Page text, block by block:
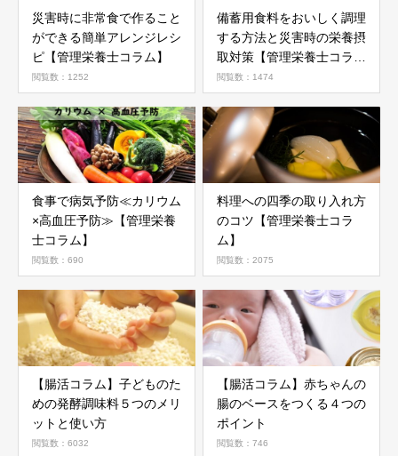
災害時に非常食で作ること
ができる簡単アレンジレシ
ピ【管理栄養士コラム】
閲覧数：1252
備蓄用食料をおいしく調理
する方法と災害時の栄養摂
取対策【管理栄養士コラ
ム】
閲覧数：1474
食事で病気予防≪カリウム
×高血圧予防≫【管理栄養
士コラム】
閲覧数：690
料理への四季の取り入れ方
のコツ【管理栄養士コラ
ム】
閲覧数：2075
【腸活コラム】子どものた
めの発酵調味料５つのメリ
ットと使い方
閲覧数：6032
【腸活コラム】赤ちゃんの
腸のベースをつくる４つの
ポイント
閲覧数：746